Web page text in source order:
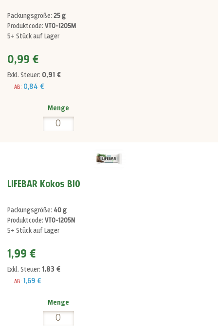
Packungsgröße: 25 g
Produktcode: VT0-1205M
5+ Stück auf Lager
0,99 €
Exkl. Steuer: 0,91 €
AB: 0,84 €
Menge
LIFEBAR Kokos BIO
Packungsgröße: 40 g
Produktcode: VT0-1205N
5+ Stück auf Lager
1,99 €
Exkl. Steuer: 1,83 €
AB: 1,69 €
Menge